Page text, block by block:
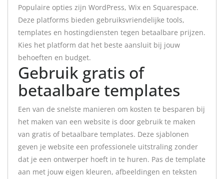
Populaire opties zijn WordPress, Wix en Squarespace.
Deze platforms bieden gebruiksvriendelijke tools,
templates en hostingdiensten tegen betaalbare prijzen.
Kies het platform dat het beste aansluit bij jouw
behoeften en budget.
Gebruik gratis of
betaalbare templates
Een van de snelste manieren om kosten te besparen bij
het maken van een website is door gebruik te maken
van gratis of betaalbare templates. Deze sjablonen
geven je website een professionele uitstraling zonder
dat je een ontwerper hoeft in te huren. Pas de template
aan met jouw eigen kleuren, afbeeldingen en teksten